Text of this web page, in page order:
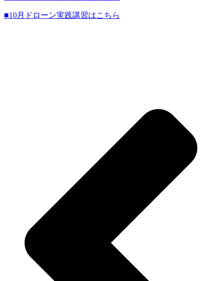
■10月ドローン実践講習はこちら